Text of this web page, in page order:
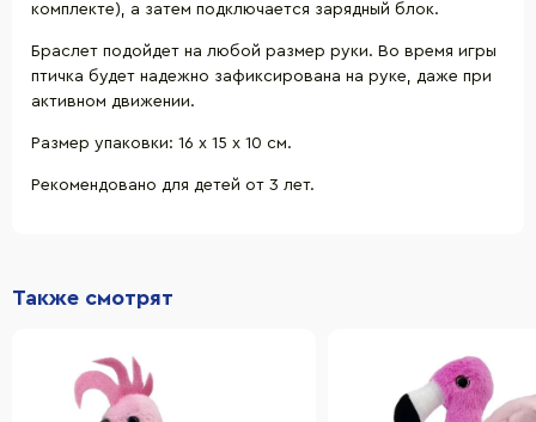
комплекте), а затем подключается зарядный блок.
Браслет подойдет на любой размер руки. Во время игры
птичка будет надежно зафиксирована на руке, даже при
активном движении.
Размер упаковки: 16 х 15 х 10 см.
Рекомендовано для детей от 3 лет.
Также смотрят